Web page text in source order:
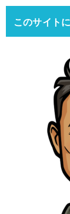
このサイト